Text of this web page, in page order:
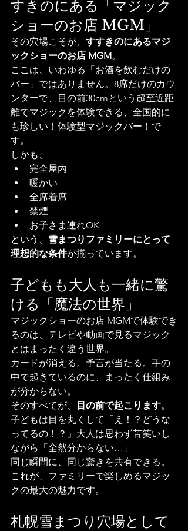
すきのにある「マジック
ショーのお店 MGM」
その穴場こそが、 すすきのにあるマジ
ックショーのお店 MGM。
ここは、いわゆる「お酒を飲むだけの
バー」ではありません。8席だけのカウ
ンターで、目の前30cmという超至近距
離でマジックを体験できる、全国的に
も珍しい！体験型マジックバー！で
す。
しかも、
完全屋内
暖かい
全席着席
禁煙
お子さま連れOK
という、 雪まつりファミリーにとって
理想的な条件が揃っています。
子どもも大人も一緒に驚
ける「魔法の世界」
マジックショーのお店 MGMで体験でき
るのは、テレビや動画で見るマジック
とはまったく違う世界。
カードが消える。予言が当たる。手の
中で起きているのに、まったく仕組み
が分からない。
そのすべてが、
目の前で起こります。
子どもは目を丸くして「え！？どうな
ってるの！？」大人は思わず苦笑いし
ながら「全然分からない…」
同じ瞬間に、同じ驚きを共有できる。
これが、ファミリーで楽しめるマジッ
クの最大の魅力です。
札幌雪まつり穴場として